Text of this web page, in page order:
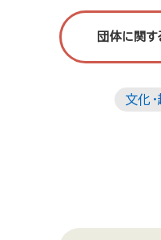
団体に関す
文化